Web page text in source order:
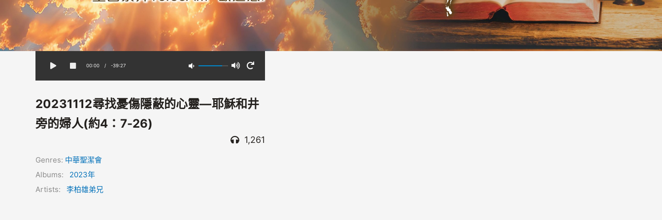
00:00 / -39:27
20231112尋找憂傷隱蔽的心靈—耶穌和井
旁的婦人(約4：7-26)
1,261
Genres: 中華聖潔會
Albums: 2023年
Artists: 李柏雄弟兄